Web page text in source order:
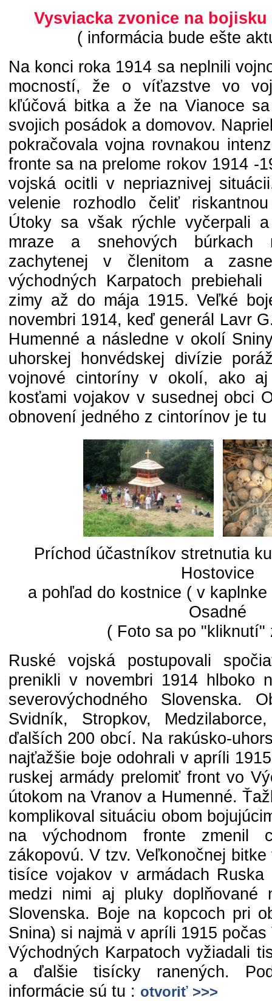
Vysviacka zvonice na
( informácia bude ešte
Na konci roka 1914 sa neplnili
mocností, že o víťazstve vo
kľúčová bitka a že na Vianoce
svojich posádok a domovov.
pokračovala vojna rovnakou
fronte sa na prelome rokov 1914 -
vojská ocitli v nepriaznivej
velenie rozhodlo čeliť
Útoky sa však rýchle vyčerpali
mraze a snehových búrkach
zachytenej v členitom a
východných Karpatoch
zimy až do mája 1915. Veľké
novembri 1914, keď generál Lavr
Humenné a následne v okolí
uhorskej honvédskej divízie
vojnové cintoríny v okolí, ako
kosťami vojakov v susednej obci
obnovení jedného z cintorínov je
Príchod účastníkov stretnutia
Hostovice
a pohľad do kostnice ( v
Osadné
( Foto sa po "kliknutí"
Ruské vojská postupovali
prenikli v novembri 1914 hlboko
severovýchodného Slovenska.
Svidník, Stropkov,
ďalších 200 obcí. Na rakúsko-
najťažšie boje odohrali v apríli
ruskej armády prelomiť front vo
útokom na Vranov a Humenné.
komplikoval situáciu obom
na východnom fronte zmenil
zákopovú. V tzv. Veľkonočnej
tisíce vojakov v armádach Ruska
medzi nimi aj pluky doplňované
Slovenska. Boje na kopcoch pri
Snina) si najmä v apríli 1915
Východných Karpatoch vyžiadali
a ďalšie tisícky ranených.
informácie sú tu : otvoriť >>>